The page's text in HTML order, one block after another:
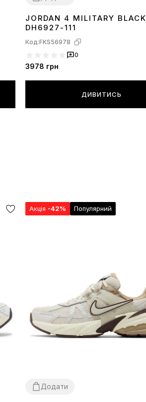
363738394041424344
JORDAN 4 MILITARY BLACK
DH6927-111
Код:FKS56978
0
3978 грн
ДИВИТИСЬ
Акція -42% Популярний
Додати